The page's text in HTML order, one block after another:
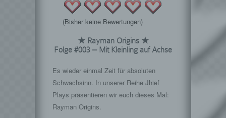
(Bisher keine Bewertungen)
★ Rayman Origins ★
Folge #003 – Mit Kleinling auf Achse
Es wieder einmal Zeit für absoluten
Schwachsinn. In unserer Reihe Jhief
Plays präsentieren wir euch dieses Mal:
Rayman Origins.